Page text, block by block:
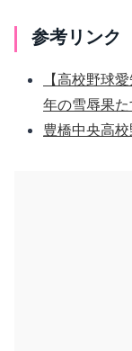
参考リンク
【高校野球
年の雪辱果た
豊橋中央高